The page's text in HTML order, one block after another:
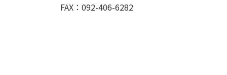
FAX：092-406-6282